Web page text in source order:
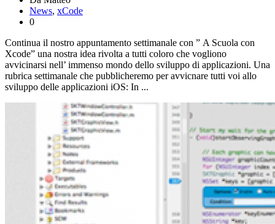
News, xCode
0
Continua il nostro appuntamento settimanale con ” A Scuola con
Xcode” una nostra idea rivolta a tutti coloro che vogliono
avvicinarsi nell’ immenso mondo dello sviluppo di applicazioni. Una
rubrica settimanale che pubblicheremo per avvicnare tutti voi allo
sviluppo delle applicazioni iOS: In ...